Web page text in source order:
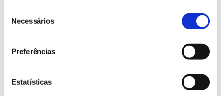
Necessários
Preferências
Estatísticas
02.07.2026
Registar galhas de Trichi em acácia-das-espigas:
cidadãos chamados a ajudar